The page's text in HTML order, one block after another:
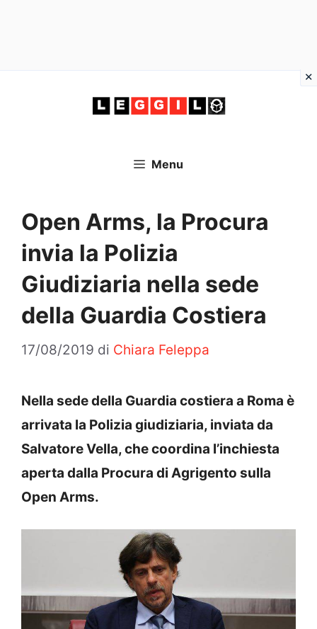
Menu
Open Arms, la Procura
invia la Polizia
Giudiziaria nella sede
della Guardia Costiera
17/08/2019 di Chiara Feleppa
Nella sede della Guardia costiera a Roma è
arrivata la Polizia giudiziaria, inviata da
Salvatore Vella, che coordina l’inchiesta
aperta dalla Procura di Agrigento sulla
Open Arms.